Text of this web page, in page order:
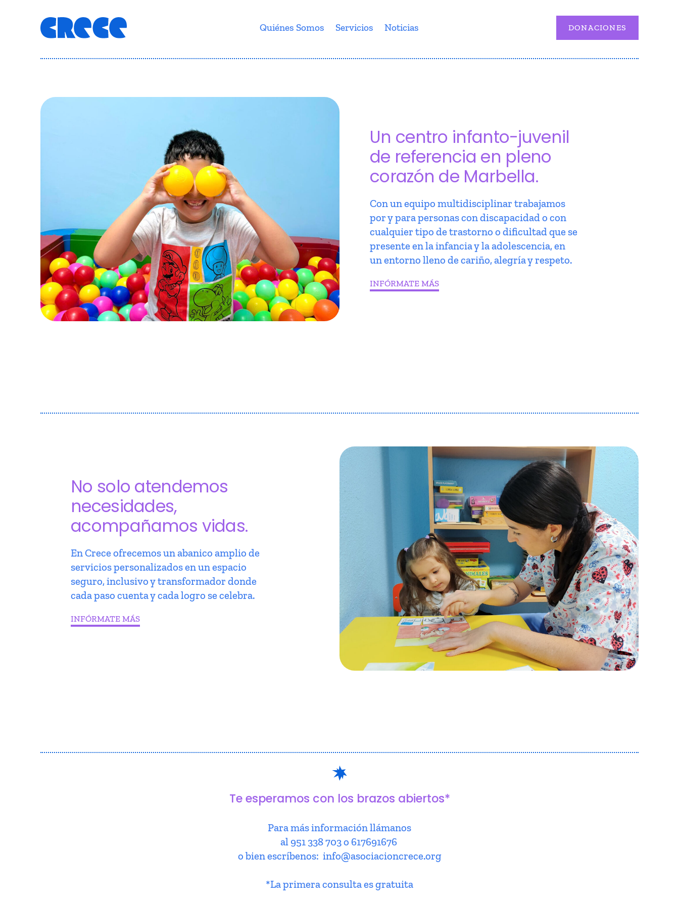
Quiénes Somos Servicios Noticias DONACIONES
Un centro infanto-juvenil
de referencia en pleno
corazón de Marbella.
Con un equipo multidisciplinar trabajamos
por y para personas con discapacidad o con
cualquier tipo de trastorno o dificultad que se
presente en la infancia y la adolescencia, en
un entorno lleno de cariño, alegría y respeto.
INFÓRMATE MÁS
No solo atendemos
necesidades,
acompañamos vidas.
En Crece ofrecemos un abanico amplio de
servicios personalizados en un espacio
seguro, inclusivo y transformador donde
cada paso cuenta y cada logro se celebra.
INFÓRMATE MÁS
Te esperamos con los brazos abiertos*
Para más información llámanos
al 951 338 703 o 617691676
o bien escríbenos: info@asociacioncrece.org
*La primera consulta es gratuita